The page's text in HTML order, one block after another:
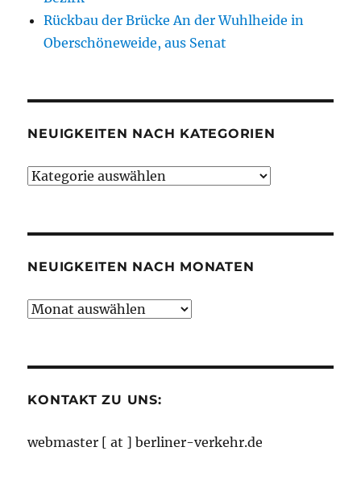
Rückbau der Brücke An der Wuhlheide in
Oberschöneweide, aus Senat
NEUIGKEITEN NACH KATEGORIEN
Neuigkeiten
NEUIGKEITEN NACH MONATEN
Neuigkeiten
KONTAKT ZU UNS:
webmaster [ at ] berliner-verkehr.de